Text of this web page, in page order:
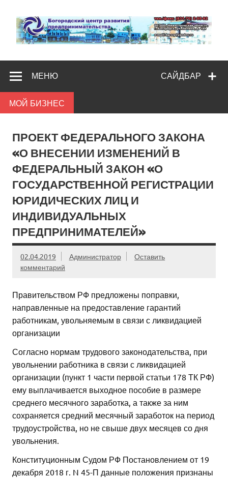
content
САЙДБАР
МЕНЮ
МОЙ БИЗНЕС
ПРОЕКТ ФЕДЕРАЛЬНОГО ЗАКОНА
«О ВНЕСЕНИИ ИЗМЕНЕНИЙ В
ФЕДЕРАЛЬНЫЙ ЗАКОН «О
ГОСУДАРСТВЕННОЙ РЕГИСТРАЦИИ
ЮРИДИЧЕСКИХ ЛИЦ И
ИНДИВИДУАЛЬНЫХ
ПРЕДПРИНИМАТЕЛЕЙ»
02.04.2019 Администратор
Оставить
комментарий
Правительством РФ предложены поправки,
направленные на предоставление гарантий
работникам, увольняемым в связи с ликвидацией
организации
Согласно нормам трудового законодательства, при
увольнении работника в связи с ликвидацией
организации (пункт 1 части первой статьи 178 ТК РФ)
ему выплачивается выходное пособие в размере
среднего месячного заработка, а также за ним
сохраняется средний месячный заработок на период
трудоустройства, но не свыше двух месяцев со дня
увольнения.
Конституционным Судом РФ Постановлением от 19
декабря 2018 г. N 45-П данные положения признаны